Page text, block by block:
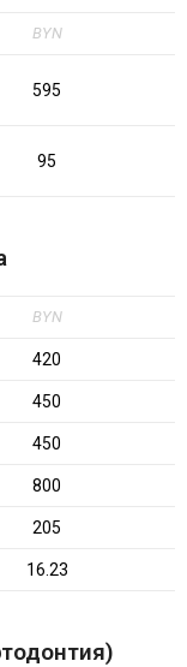
BYN
595
95
BYN
420
450
450
800
205
16.23